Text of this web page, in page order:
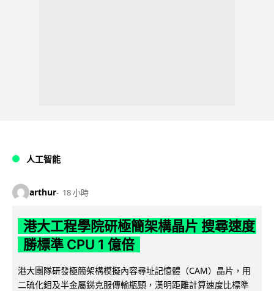
人工智能
arthur 18 小時
港大工程學院研極簡架構晶片 搜尋速度
勝標準 CPU 1 億倍
港大團隊研發極簡架構模擬內容尋址記憶體（CAM）晶片，用
二硫化鉬及半金屬銻克服傳輸瓶頸，漢明距離計算速度比標準